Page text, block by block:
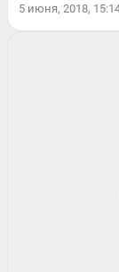
5 июня, 2018,